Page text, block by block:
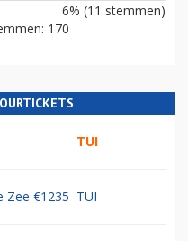
6% (11 stemmen)
170
TUI
Zee €1235 TUI